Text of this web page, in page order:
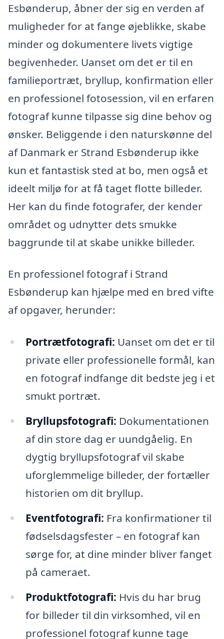
Esbønderup, åbner der sig en verden af
muligheder for at fange øjeblikke, skabe
minder og dokumentere livets vigtige
begivenheder. Uanset om det er til en
familieportræt, bryllup, konfirmation eller
en professionel fotosession, vil en erfaren
fotograf kunne tilpasse sig dine behov og
ønsker. Beliggende i den naturskønne del
af Danmark er Strand Esbønderup ikke
kun et fantastisk sted at bo, men også et
ideelt miljø for at få taget flotte billeder.
Her kan du finde fotografer, der kender
området og udnytter dets smukke
baggrunde til at skabe unikke billeder.
En professionel fotograf i Strand
Esbønderup kan hjælpe med en bred vifte
af opgaver, herunder:
Portrætfotografi: Uanset om det er til
private eller professionelle formål, kan
en fotograf indfange dit bedste jeg i et
smukt portræt.
Bryllupsfotografi: Dokumentationen
af din store dag er uundgåelig. En
dygtig bryllupsfotograf vil skabe
uforglemmelige billeder, der fortæller
historien om dit bryllup.
Eventfotografi: Fra konfirmationer til
fødselsdagsfester – en fotograf kan
sørge for, at dine minder bliver fanget
på cameraet.
Produktfotografi: Hvis du har brug
for billeder til din virksomhed, vil en
professionel fotograf kunne tage